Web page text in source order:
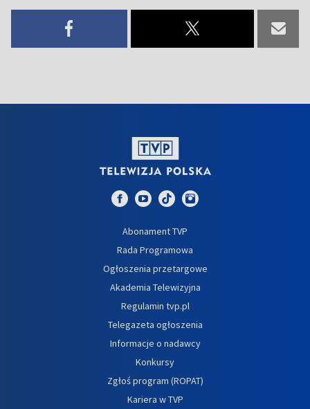
Abonament TVP
Rada Programowa
Ogłoszenia przetargowe
Akademia Telewizyjna
Regulamin tvp.pl
Telegazeta ogłoszenia
Informacje o nadawcy
Konkursy
Zgłoś program (ROPAT)
Kariera w TVP